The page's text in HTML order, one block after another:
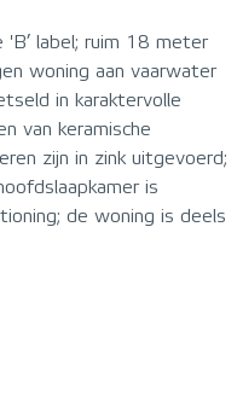
label; ruim 18 meter
woning aan vaarwater
in karaktervolle
van keramische
zijn in zink uitgevoerd;
is
de woning is deels